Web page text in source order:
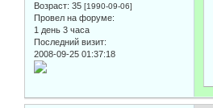
Возраст: 35 [1990-09-06]
Провел на форуме:
1 день 3 часа
Последний визит:
2008-09-25 01:37:18